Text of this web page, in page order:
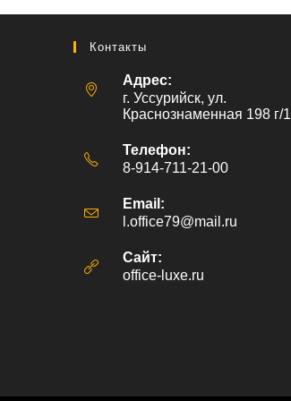
Контакты
Адрес:
г. Уссурийск, ул.
Краснознаменная 198 г/1
Телефон:
8-914-711-21-00
Email:
l.office79@mail.ru
Сайт:
office-luxe.ru